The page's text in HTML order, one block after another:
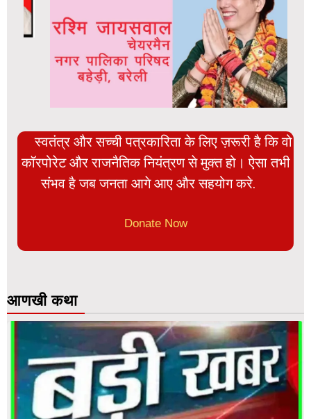
स्वतंत्र और सच्ची पत्रकारिता के लिए ज़रूरी है कि वो
कॉरपोरेट और राजनैतिक नियंत्रण से मुक्त हो। ऐसा तभी
संभव है जब जनता आगे आए और सहयोग करे.
Donate Now
आणखी कथा